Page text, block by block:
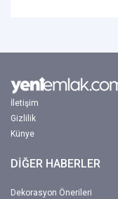
İletişim
Gizlilik
Künye
DİĞER HABERLER
Dekorasyon Önerileri